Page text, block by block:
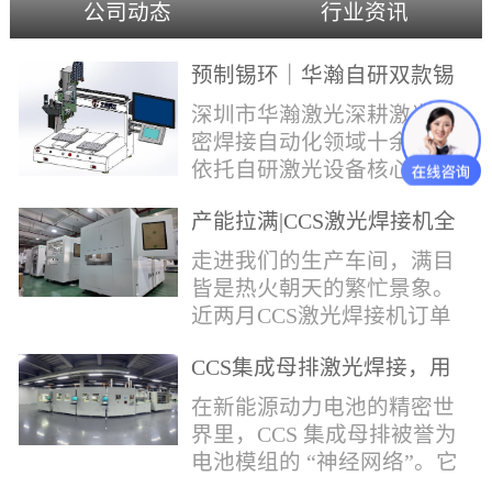
公司动态 行业资讯
预制锡环｜华瀚自研双款锡
环机，实现焊点标准化量产
深圳市华瀚激光深耕激光精
密焊接自动化领域十余年，
依托自研激光设备核心技
环挤压成型机、多功能锡环
卷绕成型机，两套专业锡环
制备设备，预制标准化锡环
搭配激光定点熔锡工艺，从
方位解决精密电子量产焊接
痛点。预制锡环焊接工艺预
制锡环焊接工艺，核心优势
明显：1.锡料定量可控：锡
环设备提前卷绕/挤压成型，
产能拉满|CCS激光焊接机全
力量产冲刺
走进我们的生产车间，满目
皆是热火朝天的繁忙景象。
近两月CCS激光焊接机订单
和，全员火力全开，全力奔
赴交付节点，用硬核产能响
应市场需求，用严苛品质回
馈每一份客户信任。市场认
CCS集成母排激光焊接，用
微米级工艺守护新能源电池
生命线
在新能源动力电池的精密世
界里，CCS 集成母排被誉为
电池模组的 “神经网络”。它